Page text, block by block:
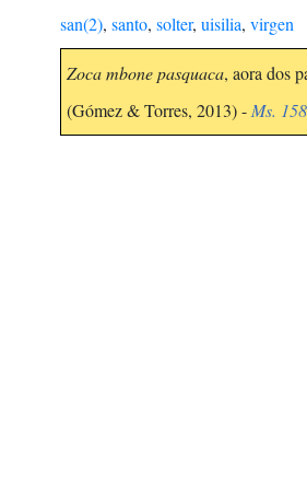
san(2), santo, solter, uisilia, virgen
Zoca mbone pasquaca, aora dos
(Gómez & Torres, 2013) - Ms.